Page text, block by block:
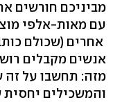
מביניכם חורשים
עם מאות-אלפי
אחרים (שכולם
אנשים מקבלים
מזה: תחשבו על זה
והמשכילים יחסית